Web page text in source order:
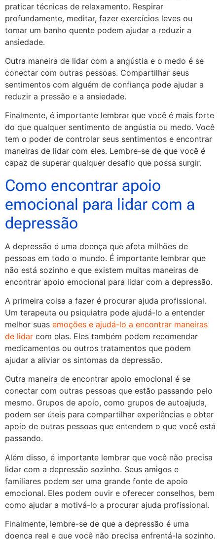
praticar técnicas de relaxamento. Respirar
profundamente, meditar, fazer exercícios leves ou
tomar um banho quente podem ajudar a reduzir a
ansiedade.
Outra maneira de lidar com a angústia e o medo é se
conectar com outras pessoas. Compartilhar seus
sentimentos com alguém de confiança pode ajudar a
reduzir a pressão e a ansiedade.
Finalmente, é importante lembrar que você é mais forte
do que qualquer sentimento de angústia ou medo. Você
tem o poder de controlar seus sentimentos e encontrar
maneiras de lidar com eles. Lembre-se de que você é
capaz de superar qualquer desafio que possa surgir.
Como encontrar apoio
emocional para lidar com a
depressão
A depressão é uma doença que afeta milhões de
pessoas em todo o mundo. É importante lembrar que
não está sozinho e que existem muitas maneiras de
encontrar apoio emocional para lidar com a depressão.
A primeira coisa a fazer é procurar ajuda profissional.
Um terapeuta ou psiquiatra pode ajudá-lo a entender
melhor suas emoções e ajudá-lo a encontrar maneiras
de lidar com elas. Eles também podem recomendar
medicamentos ou outros tratamentos que podem
ajudar a aliviar os sintomas da depressão.
Outra maneira de encontrar apoio emocional é se
conectar com outras pessoas que estão passando pelo
mesmo. Grupos de apoio, como grupos de autoajuda,
podem ser úteis para compartilhar experiências e obter
apoio de outras pessoas que entendem o que você está
passando.
Além disso, é importante lembrar que você não precisa
lidar com a depressão sozinho. Seus amigos e
familiares podem ser uma grande fonte de apoio
emocional. Eles podem ouvir e oferecer conselhos, bem
como ajudar a motivá-lo a procurar ajuda profissional.
Finalmente, lembre-se de que a depressão é uma
doença real e que você não precisa enfrentá-la sozinho.